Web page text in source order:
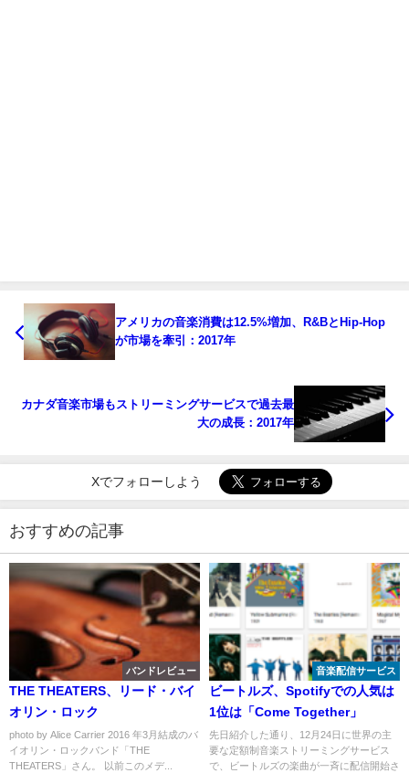
アメリカの音楽消費は12.5%増加、R&BとHip-Hop
が市場を牽引：2017年
カナダ音楽市場もストリーミングサービスで過去最
大の成長：2017年
Xでフォローしよう
おすすめの記事
バンドレビュー
THE THEATERS、リード・バイ
オリン・ロック
photo by Alice Carrier 2016 年3月結成のバ
イオリン・ロックバンド「THE
THEATERS」さん。 以前このメデ...
音楽配信サービス
ビートルズ、Spotifyでの人気は
1位は「Come Together」
先日紹介した通り、12月24日に世界の主
要な定額制音楽ストリーミングサービス
で、ビートルズの楽曲が一斉に配信開始さ